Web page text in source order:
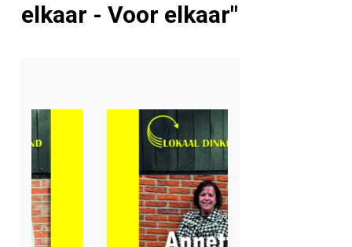
elkaar - Voor elkaar"